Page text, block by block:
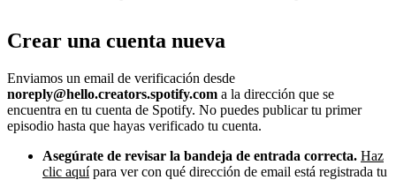
Crear una cuenta nueva
Enviamos un email de verificación desde
noreply@hello.creators.spotify.com a la dirección que se
encuentra en tu cuenta de Spotify. No puedes publicar tu primer
episodio hasta que hayas verificado tu cuenta.
Asegúrate de revisar la bandeja de entrada correcta. Haz
clic aquípara ver con qué dirección de email está registrada tu